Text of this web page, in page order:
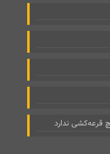
قرعه‌کشی ندارد